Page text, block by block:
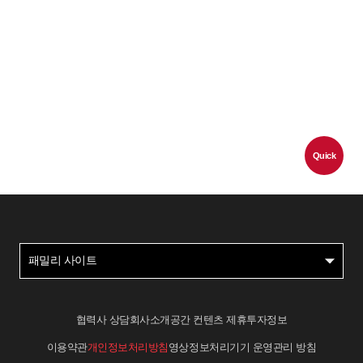
Quick
패밀리 사이트
협력사 상담회사소개 공간 컨텐츠 제휴투자정보
이용약관개인정보처리방침 영상정보처리기기 운영관리 방침